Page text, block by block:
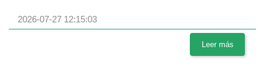
2026-07-27 12:15:03
Leer más